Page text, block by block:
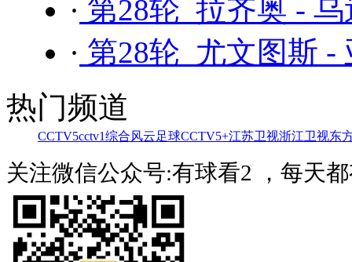
· 第28轮 拉齐奥 -
· 第28轮 尤文图斯 -
热门频道
CCTV5cctv1综合风云足球CCTV5+江苏卫视浙江卫视东
关注微信公众号:有球看2 ，每天